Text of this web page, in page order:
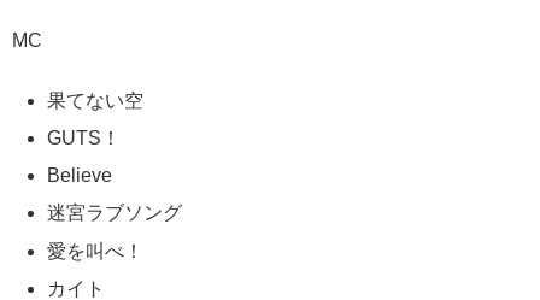
MC
果てない空
GUTS！
Believe
迷宮ラブソング
愛を叫べ！
カイト